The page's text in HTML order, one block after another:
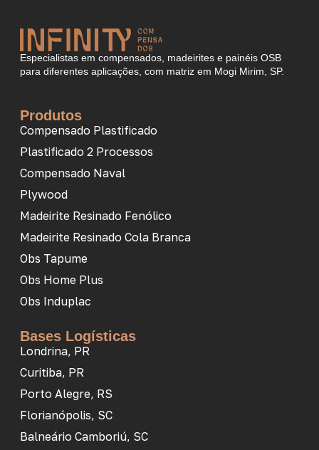
Especialistas em compensados, madeirites e painéis OSB
para diferentes aplicações, com matriz em Mogi Mirim, SP.
Produtos
Compensado Plastificado
Plastificado 2 Processos
Compensado Naval
Plywood
Madeirite Resinado Fenólico
Madeirite Resinado Cola Branca
Obs Tapume
Obs Home Plus
Obs Induplac
Bases Logísticas
Londrina, PR
Curitiba, PR
Porto Alegre, RS
Florianópolis, SC
Balneário Camboriú, SC